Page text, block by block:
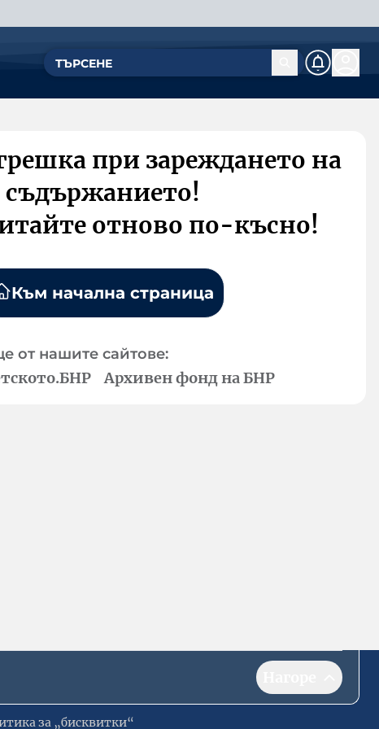
при зареждането на
съдържанието!
отново по-късно!
Към начална страница
от нашите сайтове:
Архивен фонд на БНР
за „бисквитки“